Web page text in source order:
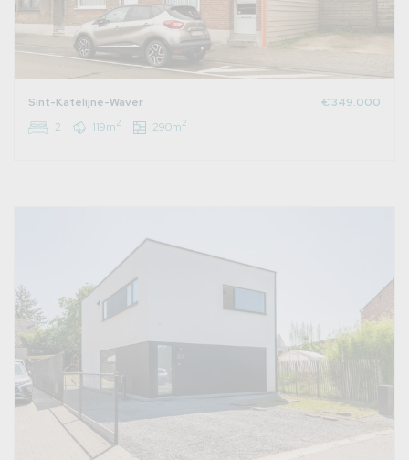
Sint-Katelijne-Waver
€ 349.000
2
119m2 290m2